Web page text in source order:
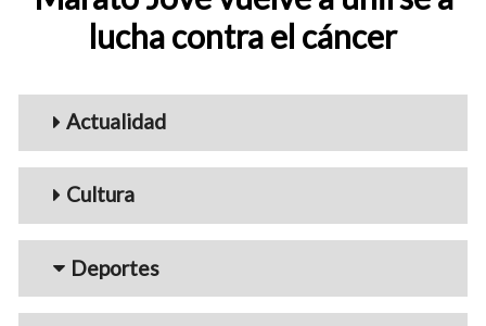
lucha contra el cáncer
Menu_Videos
Actualidad
Cultura
Deportes